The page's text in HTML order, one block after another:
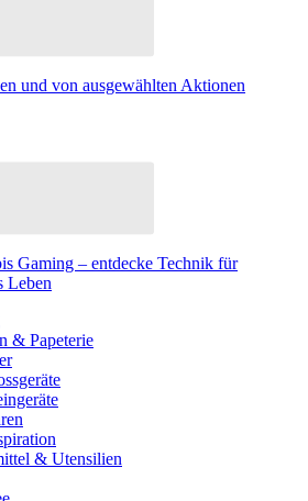
und von ausgewählten Aktionen
Gaming – entdecke Technik für
Leben
& Papeterie
& Utensilien